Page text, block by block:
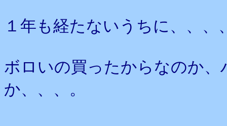
１年も経たないうちに、、、
ボロいの買ったからなのか
か、、、。